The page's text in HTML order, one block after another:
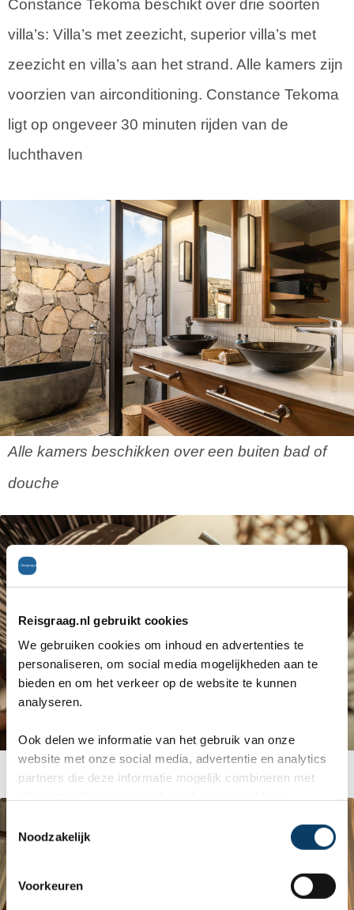
Reisgraag.nl gebruikt cookies
We gebruiken cookies om inhoud en advertenties te
personaliseren, om social media mogelijkheden aan te
bieden en om het verkeer op de website te kunnen
analyseren.
Ook delen we informatie van het gebruik van onze
website met onze social media, advertentie en analytics
partners die deze informatie mogelijk combineren met
o
s
Noodzakelijk
Voorkeuren
Constance Tekoma beschikt over drie soorten
villa’s: Villa’s met zeezicht, superior villa’s met
zeezicht en villa’s aan het strand. Alle kamers zijn
voorzien van airconditioning. Constance Tekoma
ligt op ongeveer 30 minuten rijden van de
luchthaven
Alle kamers beschikken over een buiten bad of
douche
Heerlijke gerechten